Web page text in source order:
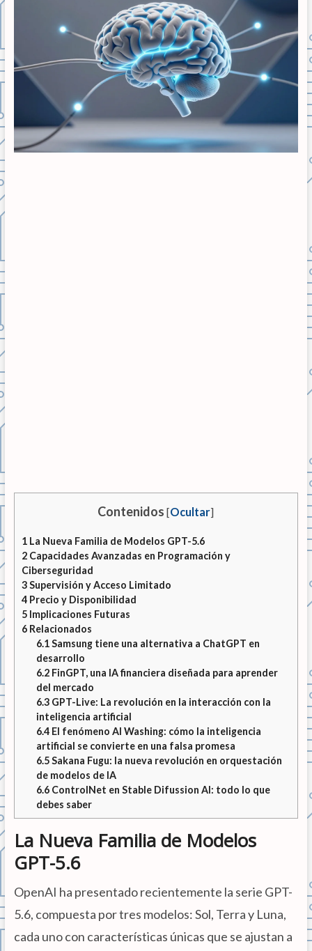
Contenidos [Ocultar]
1La Nueva Familia de Modelos GPT-5.6
2Capacidades Avanzadas en Programación y
Ciberseguridad
3Supervisión y Acceso Limitado
4Precio y Disponibilidad
5Implicaciones Futuras
6Relacionados
6.1Samsung tiene una alternativa a ChatGPT en
desarrollo
6.2 FinGPT, una IA financiera diseñada para aprender
del mercado
6.3 GPT-Live: La revolución en la interacción con la
inteligencia artificial
6.4 El fenómeno AI Washing: cómo la inteligencia
artificial se convierte en una falsa promesa
6.5Sakana Fugu: la nueva revolución en orquestación
de modelos de IA
6.6 ControlNet en Stable Difussion AI: todo lo que
debes saber
La Nueva Familia de Modelos
GPT-5.6
OpenAI ha presentado recientemente la serie GPT-
5.6, compuesta por tres modelos: Sol, Terra y Luna,
cada uno con características únicas que se ajustan a